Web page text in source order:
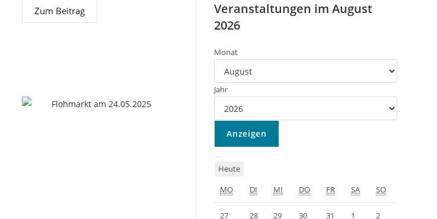
Zum Beitrag
Veranstaltungen im August
2026
Monat
Jahr
Heute
MO
DI MI DO FR SA SO
27 28 29 30 31 1 2